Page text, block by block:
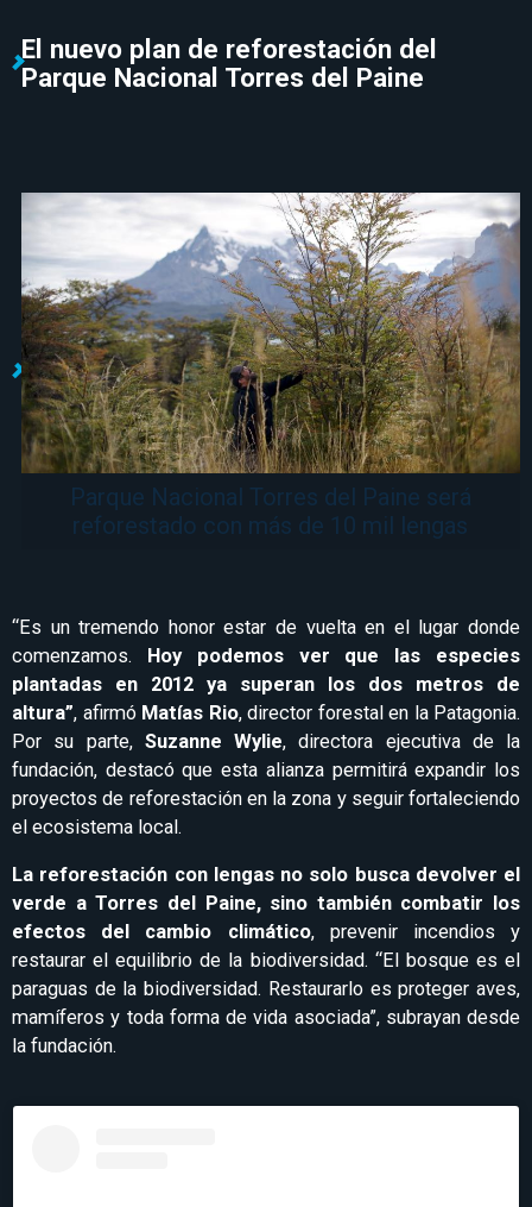
El nuevo plan de reforestación del
Parque Nacional Torres del Paine
Parque Nacional Torres del Paine será
reforestado con más de 10 mil lengas
“Es un tremendo honor estar de vuelta en el lugar donde
comenzamos. Hoy podemos ver que las especies
plantadas en 2012 ya superan los dos metros de
altura”, afirmó Matías Rio, director forestal en la Patagonia.
Por su parte, Suzanne Wylie, directora ejecutiva de la
fundación, destacó que esta alianza permitirá expandir los
proyectos de reforestación en la zona y seguir fortaleciendo
el ecosistema local.
La reforestación con lengas no solo busca devolver el
verde a Torres del Paine, sino también combatir los
efectos del cambio climático, prevenir incendios y
restaurar el equilibrio de la biodiversidad. “El bosque es el
paraguas de la biodiversidad. Restaurarlo es proteger aves,
mamíferos y toda forma de vida asociada”, subrayan desde
la fundación.